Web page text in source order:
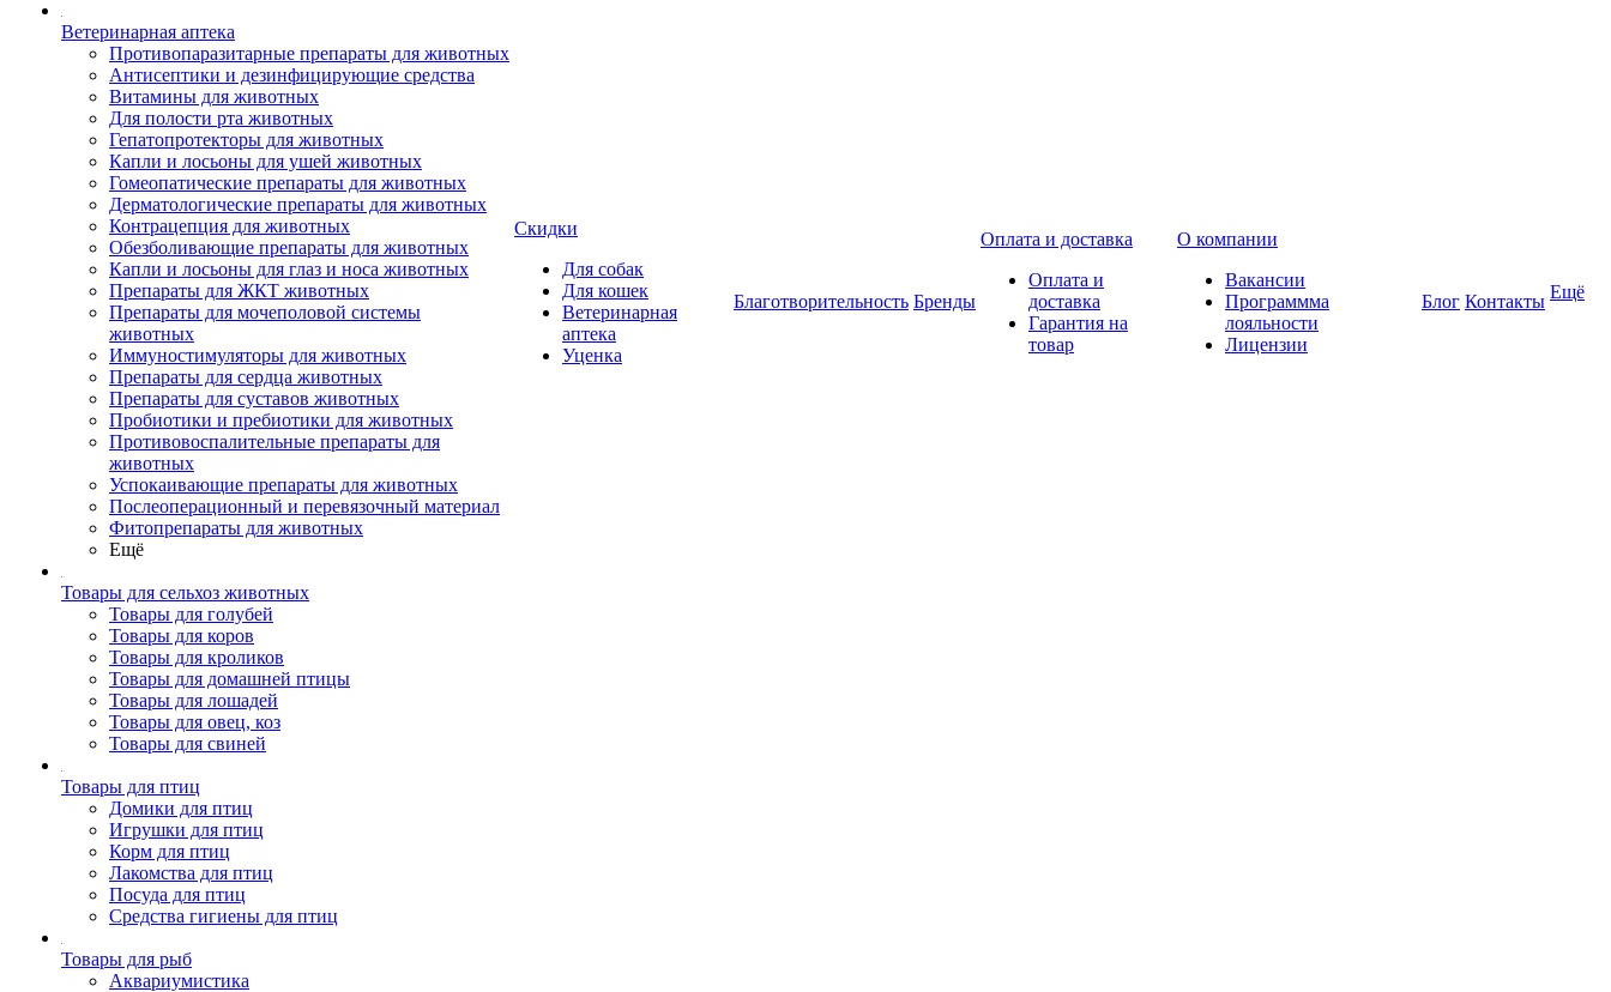
Ветеринарная аптека
Противопаразитарные препараты для животных
Антисептики и дезинфицирующие средства
Витамины для животных
Для полости рта животных
Гепатопротекторы для животных
Капли и лосьоны для ушей животных
Гомеопатические препараты для животных
Дерматологические препараты для животных
Контрацепция для животных
Обезболивающие препараты для животных
Капли и лосьоны для глаз и носа животных
Препараты для ЖКТ животных
Препараты для мочеполовой системы
животных
Иммуностимуляторы для животных
Препараты для сердца животных
Препараты для суставов животных
Пробиотики и пребиотики для животных
Противовоспалительные препараты для
животных
Успокаивающие препараты для животных
Послеоперационный и перевязочный материал
Фитопрепараты для животных
Ещё
Товары для сельхоз животных
Товары для голубей
Товары для коров
Товары для кроликов
Товары для домашней птицы
Товары для лошадей
Товары для овец, коз
Товары для свиней
Товары для птиц
Домики для птиц
Игрушки для птиц
Корм для птиц
Лакомства для птиц
Посуда для птиц
Средства гигиены для птиц
Товары для рыб
Аквариумистика
Скидки
Для собак
Для кошек
Ветеринарная
аптека
Уценка
Благотворительность Бренды
Оплата и доставка
Оплата и
доставка
Гарантия на
товар
О компании
Вакансии
Программма
лояльности
Лицензии
Блог Контакты Ещё